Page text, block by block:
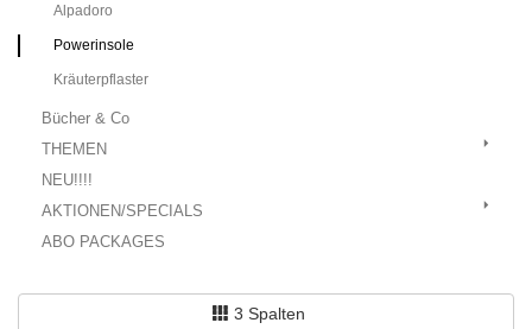
Alpadoro
Powerinsole
Kräuterpflaster
Bücher & Co
THEMEN
NEU!!!!
AKTIONEN/SPECIALS
ABO PACKAGES
3 Spalten